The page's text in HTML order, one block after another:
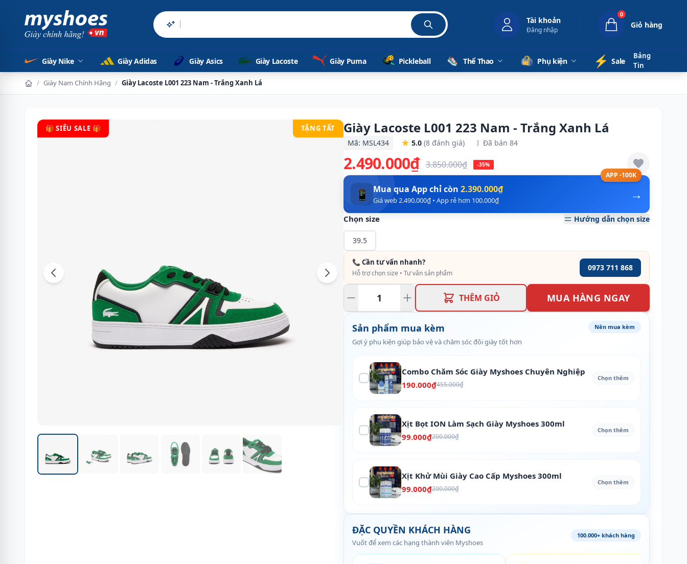
Sản phẩm c Tài khoản
Đăng nhập
0
Giỏ hàng
Giày Nike Giày Adidas Giày Asics Giày Lacoste Giày Puma Pickleball Thể Thao Phụ kiện ⚡️ Sale
Bảng
Tin
/ Giày Nam Chính Hãng / Giày Lacoste L001 223 Nam - Trắng Xanh Lá
🎁 SIÊU SALE 🎁 TẶNG TẤT Giày Lacoste L001 223 Nam - Trắng Xanh Lá
Mã: MSL434 5.0 (8 đánh giá) Đã bán 84
2.490.000₫ 3.850.000₫ -35%
APP -100K
→
📱 Mua qua App chỉ còn 2.390.000₫
Giá web 2.490.000₫ • App rẻ hơn 100.000₫
Chọn size Hướng dẫn chọn size
39.5
📞 Cần tư vấn nhanh?
Hỗ trợ chọn size • Tư vấn sản phẩm
0973 711 868
THÊM GIỎ MUA HÀNG NGAY
Sản phẩm mua kèm
Gợi ý phụ kiện giúp bảo vệ và chăm sóc đôi giày tốt hơn
Nên mua kèm
Combo Chăm Sóc Giày Myshoes Chuyên Nghiệp
190.000₫455.000₫
Chọn thêm
Xịt Bọt ION Làm Sạch Giày Myshoes 300ml
99.000₫200.000₫
Chọn thêm
Xịt Khử Mùi Giày Cao Cấp Myshoes 300ml
99.000₫200.000₫
Chọn thêm
ĐẶC QUYỀN KHÁCH HÀNG
Vuốt để xem các hạng thành viên Myshoes
100.000+ khách hàng